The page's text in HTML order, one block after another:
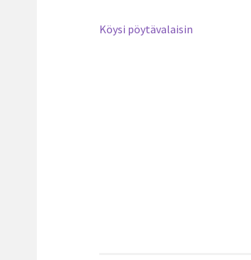
Artikkelien
Edellinen
Köysi pöytävalaisin